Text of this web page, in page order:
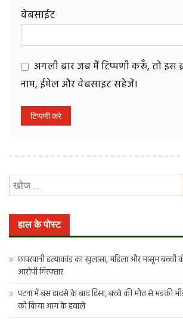
वेबसाईट
अगली बार जब मैं टिप्पणी करूँ, तो इस
नाम, ईमेल और वेबसाइट सहेजें।
हाल के पोस्ट
छापरपानी हत्याकांड का खुलासा, महिला और मासूम बच्ची
आरोपी गिरफ्तार
पटना में बस हादसे के बाद हिंसा, बच्चे की मौत से भड़की
को किया आग के हवाले